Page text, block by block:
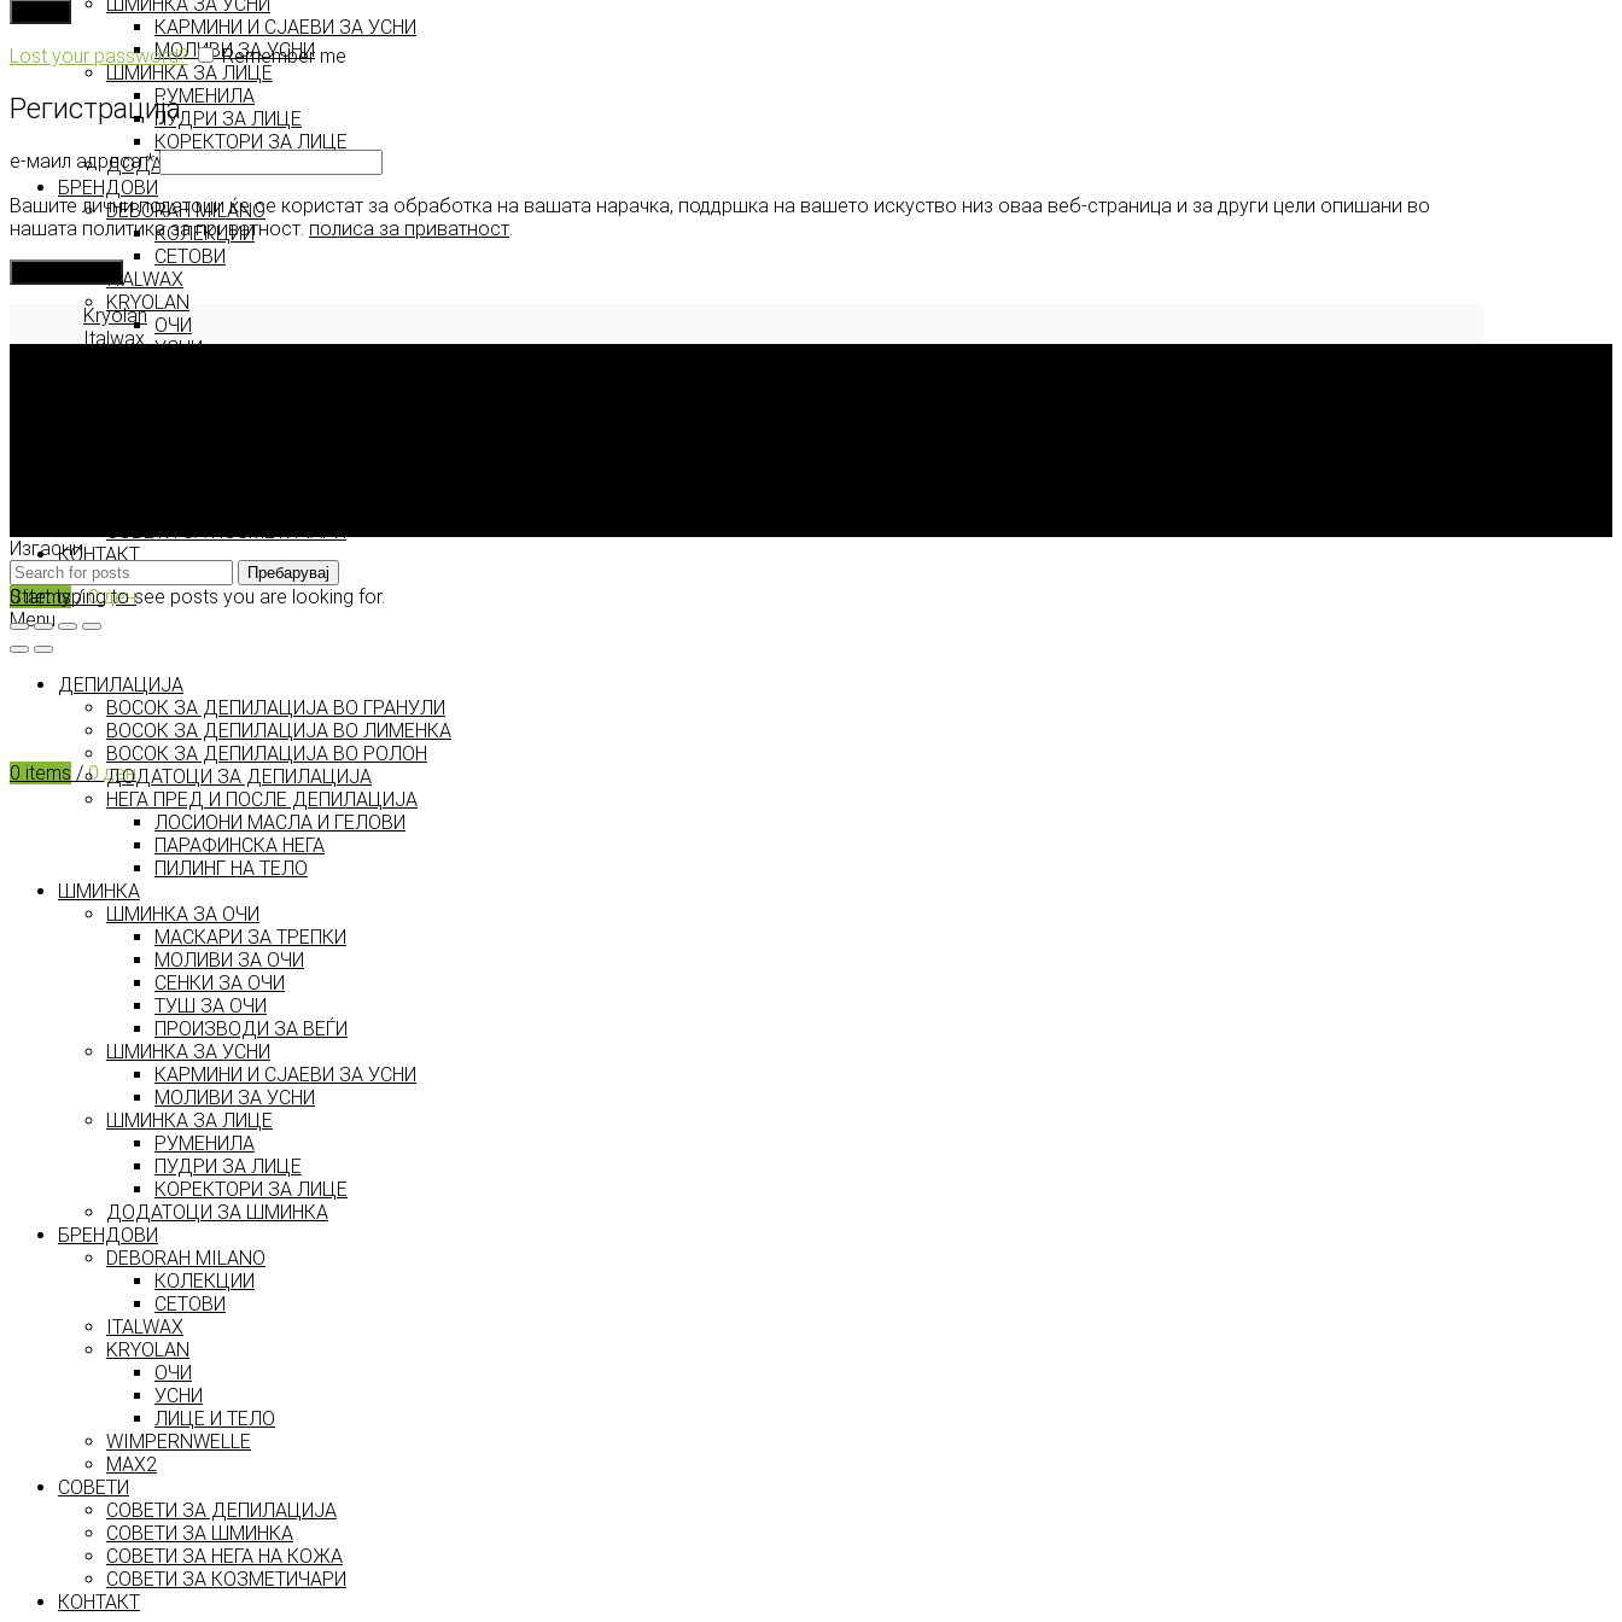
КАРМИНИ И СЈАЕВИ ЗА УСНИ
МОЛИВИ ЗА УСНИ
ШМИНКА ЗА ЛИЦЕ
РУМЕНИЛА
ПУДРИ ЗА ЛИЦЕ
КОРЕКТОРИ ЗА ЛИЦЕ
ДОДАТОЦИ ЗА ШМИНКА
БРЕНДОВИ
DEBORAH MILANO
КОЛЕКЦИИ
СЕТОВИ
ITALWAX
KRYOLAN
ОЧИ
УСНИ
СОВЕТИ ЗА КОЗМЕТИЧАРИ
КОНТАКТ
0items / 0ден
Menu
0 items / 0 ден
Lost your password? Remember me
Регистрација
е-маил адреса*
Вашите лични податоци ќе се користат за обработка на вашата нарачка, поддршка на вашето искуство низ оваа веб-страница и за други цели опишани во
нашата политика за приватност. полиса за приватност
Kryolan
Italwax
Изгасни
Пребарувај
Start typing to see posts you are looking for.
ДЕПИЛАЦИЈА
ВОСОК ЗА ДЕПИЛАЦИЈА ВО ГРАНУЛИ
ВОСОК ЗА ДЕПИЛАЦИЈА ВО ЛИМЕНКА
ВОСОК ЗА ДЕПИЛАЦИЈА ВО РОЛОН
ДОДАТОЦИ ЗА ДЕПИЛАЦИЈА
НЕГА ПРЕД И ПОСЛЕ ДЕПИЛАЦИЈА
ЛОСИОНИ МАСЛА И ГЕЛОВИ
ПАРАФИНСКА НЕГА
ПИЛИНГ НА ТЕЛО
ШМИНКА
ШМИНКА ЗА ОЧИ
МАСКАРИ ЗА ТРЕПКИ
МОЛИВИ ЗА ОЧИ
СЕНКИ ЗА ОЧИ
ТУШ ЗА ОЧИ
ПРОИЗВОДИ ЗА ВЕЃИ
ШМИНКА ЗА УСНИ
КАРМИНИ И СЈАЕВИ ЗА УСНИ
МОЛИВИ ЗА УСНИ
ШМИНКА ЗА ЛИЦЕ
РУМЕНИЛА
ПУДРИ ЗА ЛИЦЕ
КОРЕКТОРИ ЗА ЛИЦЕ
ДОДАТОЦИ ЗА ШМИНКА
БРЕНДОВИ
DEBORAH MILANO
КОЛЕКЦИИ
СЕТОВИ
ITALWAX
KRYOLAN
ОЧИ
УСНИ
ЛИЦЕ И ТЕЛО
WIMPERNWELLE
MAX2
СОВЕТИ
СОВЕТИ ЗА ДЕПИЛАЦИЈА
СОВЕТИ ЗА ШМИНКА
СОВЕТИ ЗА НЕГА НА КОЖА
СОВЕТИ ЗА КОЗМЕТИЧАРИ
КОНТАКТ